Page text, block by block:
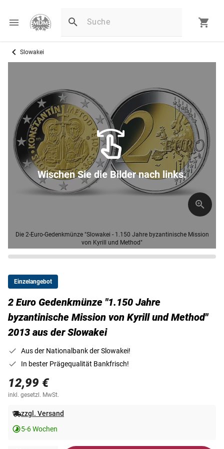
Slowakei
Die 2-Euro-Gedenkmünze "Slowakei - 1.150 Jahre byzantinische Mission
von Kyrill und Method"
Wischen Sie die Bilder nach links.
Einzelangebot
2 Euro Gedenkmünze "1.150 Jahre
byzantinische Mission von Kyrill und Method"
2013 aus der Slowakei
Aus der Nationalbank der Slowakei!
In bester Prägequalität Bankfrisch!
12,99 €
inkl. gesetzl. MwSt.
zzgl. Versand
5-6 Wochen